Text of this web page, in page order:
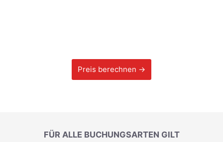
Preis berechnen →
FÜR ALLE BUCHUNGSARTEN GILT